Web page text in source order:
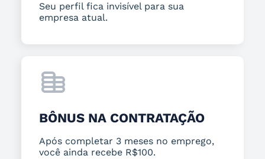
Seu perfil fica invisível para sua
empresa atual.
BÔNUS NA CONTRATAÇÃO
Após completar 3 meses no emprego,
você ainda recebe R$100.